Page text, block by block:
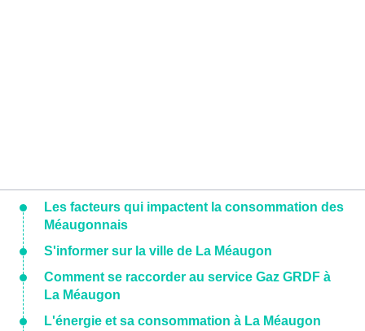
Les facteurs qui impactent la consommation des
Méaugonnais
S'informer sur la ville de La Méaugon
Comment se raccorder au service Gaz GRDF à
La Méaugon
L'énergie et sa consommation à La Méaugon